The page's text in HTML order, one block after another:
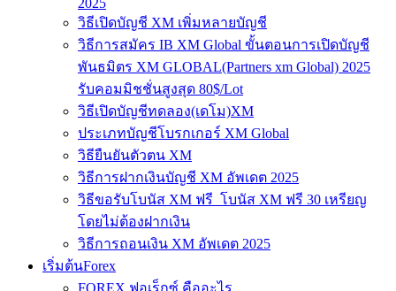
2025
วิธีเปิดบัญชี XM เพิ่มหลายบัญชี
วิธีการสมัคร IB XM Global ขั้นตอนการเปิดบัญชี
พันธมิตร XM GLOBAL(Partners xm Global) 2025
รับคอมมิชชั่นสูงสุด 80$/Lot
วิธีเปิดบัญชีทดลอง(เดโม)XM
ประเภทบัญชีโบรกเกอร์ XM Global
วิธียืนยันตัวตน XM
วิธีการฝากเงินบัญชี XM อัพเดต 2025
วิธีขอรับโบนัส XM ฟรี โบนัส XM ฟรี 30 เหรียญ
โดยไม่ต้องฝากเงิน
วิธีการถอนเงิน XM อัพเดต 2025
เริ่มต้นForex
FOREX ฟอเร็กซ์ คืออะไร